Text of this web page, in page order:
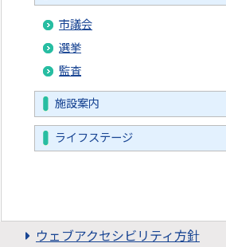
市議会
選挙
監査
施設案内
ライフステージ
ウェブアクセシビリティ方針